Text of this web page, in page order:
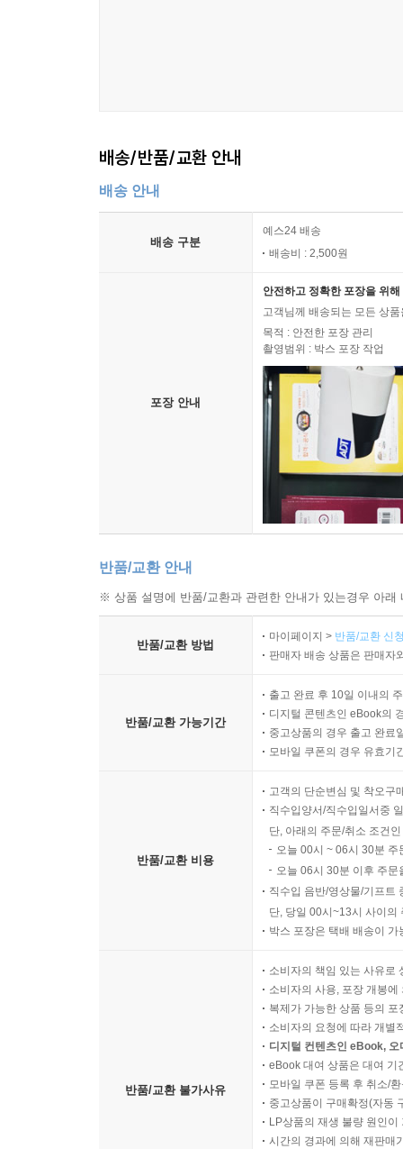
배송/반품/교환 안내
배송 안내
배송 구분
예스24 배송
배송비 : 2,500원
포장 안내
안전하고 정확한 포장을 위
고객님께 배송되는 모든 상
목적 : 안전한 포장 관리
촬영범위 : 박스 포장 작업
반품/교환 안내
※ 상품 설명에 반품/교환과 관련한 안내가 있는경우 아
반품/교환 방법
마이페이지 > 반품/교환 신
판매자 배송 상품은 판매자
반품/교환 가능기간
출고 완료 후 10일 이내의
디지털 콘텐츠인 eBook의
중고상품의 경우 출고 완료
모바일 쿠폰의 경우 유효기
반품/교환 비용
고객의 단순변심 및 착오구
직수입양서/직수입일서중
단, 아래의 주문/취소 조건
오늘 00시 ~ 06시 30분
오늘 06시 30분 이후 주
직수입 음반/영상물/기프트
단, 당일 00시~13시 사이의
박스 포장은 택배 배송이
반품/교환 불가사유
소비자의 책임 있는 사유로
소비자의 사용, 포장 개봉
복제가 가능한 상품 등의
소비자의 요청에 따라 개별
디지털 컨텐츠인 eBook,
eBook 대여 상품은 대여 기
모바일 쿠폰 등록 후 취소/
중고상품이 구매확정(자동
LP상품의 재생 불량 원인
시간의 경과에 의해 재판매